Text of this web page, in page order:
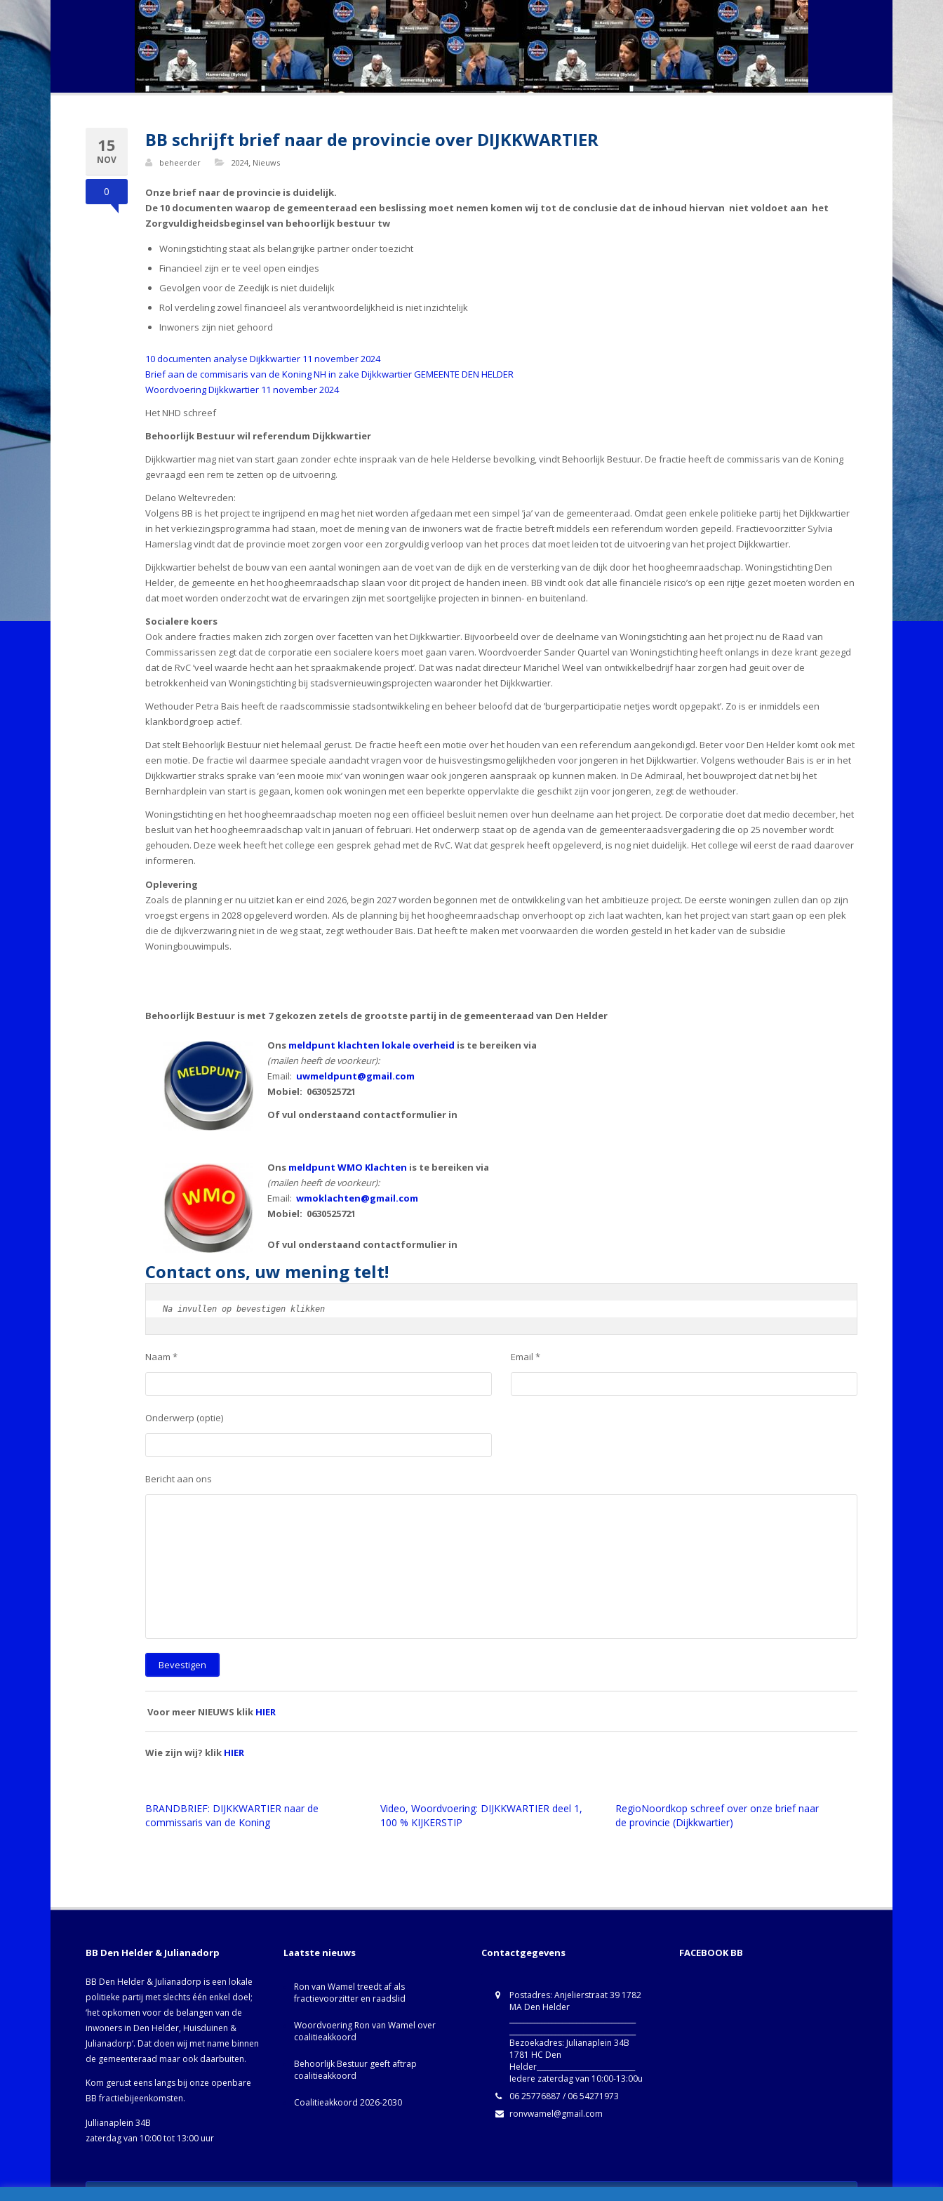
15
NOV
0
BB schrijft brief naar de provincie over DIJKKWARTIER
beheerder 2024, Nieuws
Onze brief naar de provincie is duidelijk.
De 10 documenten waarop de gemeenteraad een beslissing moet nemen komen wij tot de conclusie dat de inhoud hiervan niet voldoet aan het
Zorgvuldigheidsbeginsel van behoorlijk bestuur tw
Woningstichting staat als belangrijke partner onder toezicht
Financieel zijn er te veel open eindjes
Gevolgen voor de Zeedijk is niet duidelijk
Rol verdeling zowel financieel als verantwoordelijkheid is niet inzichtelijk
Inwoners zijn niet gehoord
10 documenten analyse Dijkkwartier 11 november 2024
Brief aan de commisaris van de Koning NH in zake Dijkkwartier GEMEENTE DEN HELDER
Woordvoering Dijkkwartier 11 november 2024
Het NHD schreef
Behoorlijk Bestuur wil referendum Dijkkwartier
Dijkkwartier mag niet van start gaan zonder echte inspraak van de hele Helderse bevolking, vindt Behoorlijk Bestuur. De fractie heeft de commissaris van de Koning
gevraagd een rem te zetten op de uitvoering.
Delano Weltevreden:
Volgens BB is het project te ingrijpend en mag het niet worden afgedaan met een simpel ’ja’ van de gemeenteraad. Omdat geen enkele politieke partij het Dijkkwartier
in het verkiezingsprogramma had staan, moet de mening van de inwoners wat de fractie betreft middels een referendum worden gepeild. Fractievoorzitter Sylvia
Hamerslag vindt dat de provincie moet zorgen voor een zorgvuldig verloop van het proces dat moet leiden tot de uitvoering van het project Dijkkwartier.
Dijkkwartier behelst de bouw van een aantal woningen aan de voet van de dijk en de versterking van de dijk door het hoogheemraadschap. Woningstichting Den
Helder, de gemeente en het hoogheemraadschap slaan voor dit project de handen ineen. BB vindt ook dat alle financiële risico’s op een rijtje gezet moeten worden en
dat moet worden onderzocht wat de ervaringen zijn met soortgelijke projecten in binnen- en buitenland.
Socialere koers
Ook andere fracties maken zich zorgen over facetten van het Dijkkwartier. Bijvoorbeeld over de deelname van Woningstichting aan het project nu de Raad van
Commissarissen zegt dat de corporatie een socialere koers moet gaan varen. Woordvoerder Sander Quartel van Woningstichting heeft onlangs in deze krant gezegd
dat de RvC ’veel waarde hecht aan het spraakmakende project’. Dat was nadat directeur Marichel Weel van ontwikkelbedrijf haar zorgen had geuit over de
betrokkenheid van Woningstichting bij stadsvernieuwingsprojecten waaronder het Dijkkwartier.
Wethouder Petra Bais heeft de raadscommissie stadsontwikkeling en beheer beloofd dat de ’burgerparticipatie netjes wordt opgepakt’. Zo is er inmiddels een
klankbordgroep actief.
Dat stelt Behoorlijk Bestuur niet helemaal gerust. De fractie heeft een motie over het houden van een referendum aangekondigd. Beter voor Den Helder komt ook met
een motie. De fractie wil daarmee speciale aandacht vragen voor de huisvestingsmogelijkheden voor jongeren in het Dijkkwartier. Volgens wethouder Bais is er in het
Dijkkwartier straks sprake van ’een mooie mix’ van woningen waar ook jongeren aanspraak op kunnen maken. In De Admiraal, het bouwproject dat net bij het
Bernhardplein van start is gegaan, komen ook woningen met een beperkte oppervlakte die geschikt zijn voor jongeren, zegt de wethouder.
Woningstichting en het hoogheemraadschap moeten nog een officieel besluit nemen over hun deelname aan het project. De corporatie doet dat medio december, het
besluit van het hoogheemraadschap valt in januari of februari. Het onderwerp staat op de agenda van de gemeenteraadsvergadering die op 25 november wordt
gehouden. Deze week heeft het college een gesprek gehad met de RvC. Wat dat gesprek heeft opgeleverd, is nog niet duidelijk. Het college wil eerst de raad daarover
informeren.
Oplevering
Zoals de planning er nu uitziet kan er eind 2026, begin 2027 worden begonnen met de ontwikkeling van het ambitieuze project. De eerste woningen zullen dan op zijn
vroegst ergens in 2028 opgeleverd worden. Als de planning bij het hoogheemraadschap onverhoopt op zich laat wachten, kan het project van start gaan op een plek
die de dijkverzwaring niet in de weg staat, zegt wethouder Bais. Dat heeft te maken met voorwaarden die worden gesteld in het kader van de subsidie
Woningbouwimpuls.
Behoorlijk Bestuur is met 7 gekozen zetels de grootste partij in de gemeenteraad van Den Helder
Ons meldpunt klachten lokale overheid is te bereiken via
(mailen heeft de voorkeur):
Email: uwmeldpunt@gmail.com
Mobiel: 0630525721
Of vul onderstaand contactformulier in
Ons meldpunt WMO Klachten is te bereiken via
(mailen heeft de voorkeur):
Email: wmoklachten@gmail.com
Mobiel: 0630525721
Of vul onderstaand contactformulier in
Contact ons, uw mening telt!
Na invullen op bevestigen klikken
Naam * Email *
Onderwerp (optie)
Bericht aan ons
Voor meer NIEUWS klik HIER
Wie zijn wij? klik HIER
BRANDBRIEF: DIJKKWARTIER naar de
commissaris van de Koning
Video, Woordvoering: DIJKKWARTIER deel 1,
100 % KIJKERSTIP
RegioNoordkop schreef over onze brief naar
de provincie (Dijkkwartier)
BB Den Helder & Julianadorp
BB Den Helder & Julianadorp is een lokale
politieke partij met slechts één enkel doel;
‘het opkomen voor de belangen van de
inwoners in Den Helder, Huisduinen &
Julianadorp‘. Dat doen wij met name binnen
de gemeenteraad maar ook daarbuiten.
Kom gerust eens langs bij onze openbare
BB fractiebijeenkomsten.
Jullianaplein 34B
zaterdag van 10:00 tot 13:00 uur
Laatste nieuws
Ron van Wamel treedt af als
fractievoorzitter en raadslid
Woordvoering Ron van Wamel over
coalitieakkoord
Behoorlijk Bestuur geeft aftrap
coalitieakkoord
Coalitieakkoord 2026-2030
Contactgegevens
Postadres: Anjelierstraat 39 1782
MA Den Helder
Bezoekadres: Julianaplein 34B
1781 HC Den
Helder____________________________
Iedere zaterdag van 10:00-13:00u
06 25776887 / 06 54271973
ronvwamel@gmail.com
FACEBOOK BB